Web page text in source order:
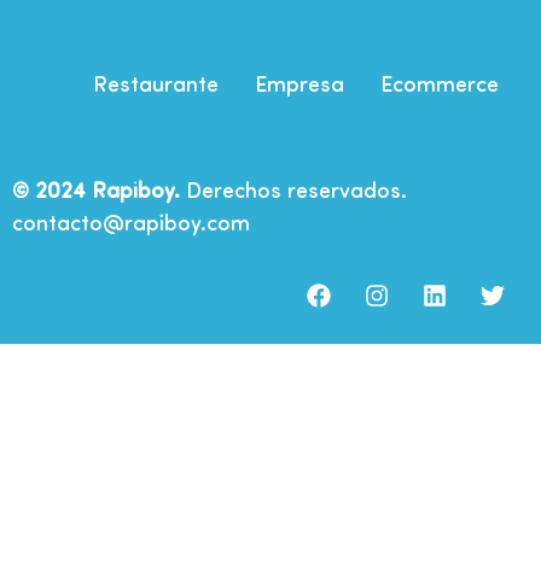
Restaurante Empresa Ecommerce
© 2024 Rapiboy. Derechos reservados.
contacto@rapiboy.com